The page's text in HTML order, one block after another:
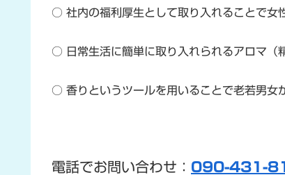
○ 社内の福利厚生として取り入れることで女
○ 日常生活に簡単に取り入れられるアロマ（
○ 香りというツールを用いることで老若男女
電話でお問い合わせ： 090-431-